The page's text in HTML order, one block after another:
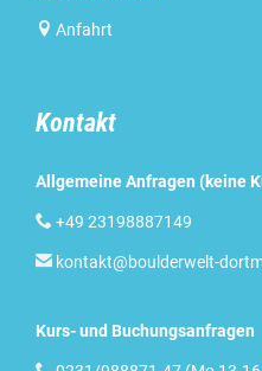
 Anfahrt
Kontakt
Allgemeine Anfragen (keine
 +49 23198887149
 kontakt@boulderwelt-
Kurs- und Buchungsanfragen